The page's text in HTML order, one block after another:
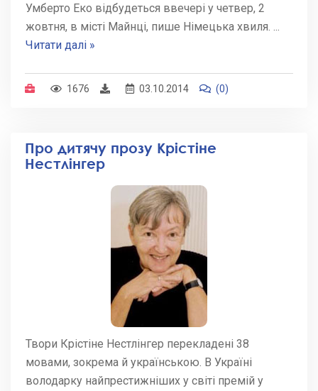
Умберто Еко відбудеться ввечері у четвер, 2
жовтня, в місті Майнці, пише Німецька хвиля.
Читати далі »
1676 03.10.2014 (0)
Про дитячу прозу Крістіне
Нестлінгер
Твори Крістіне Нестлінгер перекладені 38
мовами, зокрема й українською. В Україні
володарку найпрестижніших у світі премій у